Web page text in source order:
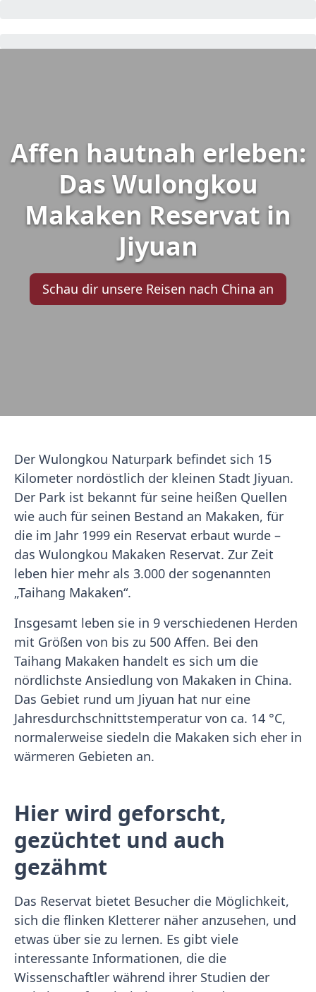
Affen hautnah erleben:
Das Wulongkou
Makaken Reservat in
Jiyuan
Schau dir unsere Reisen nach China an
Der Wulongkou Naturpark befindet sich 15
Kilometer nordöstlich der kleinen Stadt Jiyuan.
Der Park ist bekannt für seine heißen Quellen
wie auch für seinen Bestand an Makaken, für
die im Jahr 1999 ein Reservat erbaut wurde –
das Wulongkou Makaken Reservat. Zur Zeit
leben hier mehr als 3.000 der sogenannten
„Taihang Makaken“.
Insgesamt leben sie in 9 verschiedenen Herden
mit Größen von bis zu 500 Affen. Bei den
Taihang Makaken handelt es sich um die
nördlichste Ansiedlung von Makaken in China.
Das Gebiet rund um Jiyuan hat nur eine
Jahresdurchschnittstemperatur von ca. 14 °C,
normalerweise siedeln die Makaken sich eher in
wärmeren Gebieten an.
Hier wird geforscht,
gezüchtet und auch
gezähmt
Das Reservat bietet Besucher die Möglichkeit,
sich die flinken Kletterer näher anzusehen, und
etwas über sie zu lernen. Es gibt viele
interessante Informationen, die die
Wissenschaftler während ihrer Studien der